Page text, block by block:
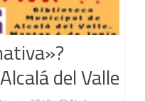
del Valle